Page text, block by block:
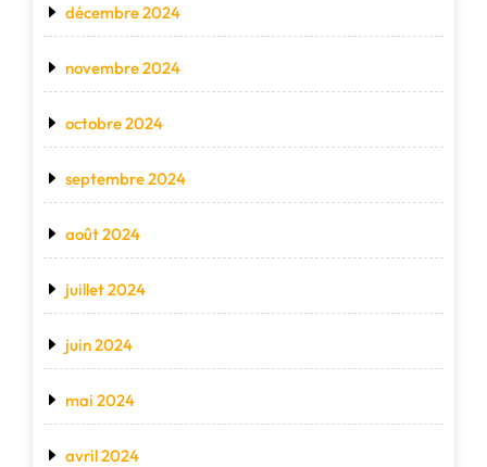
décembre 2024
novembre 2024
octobre 2024
septembre 2024
août 2024
juillet 2024
juin 2024
mai 2024
avril 2024